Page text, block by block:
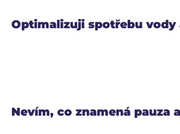
Optimalizuji spotřebu vody
Nevím, co znamená pauza